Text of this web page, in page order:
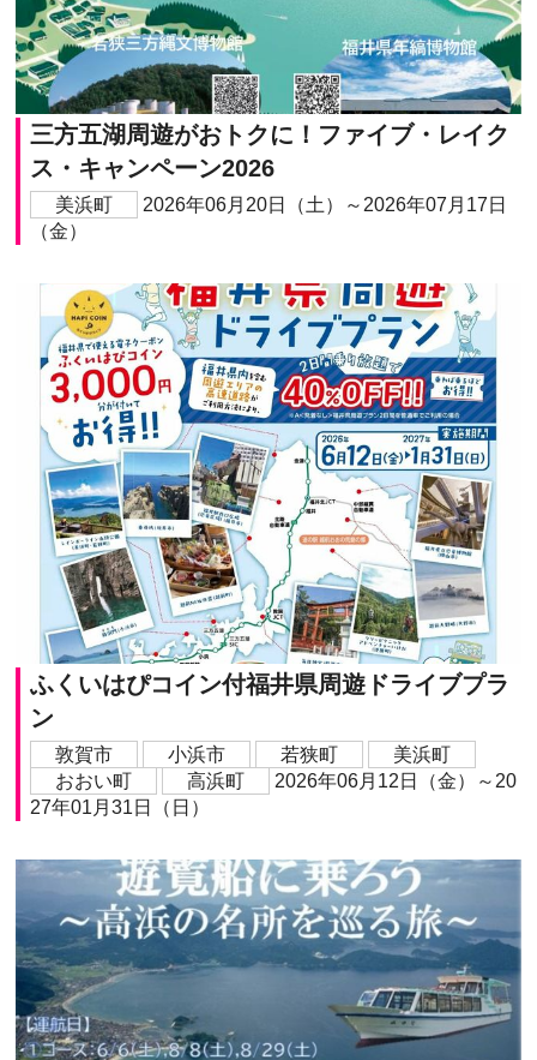
三方五湖周遊がおトクに！ファイブ・レイク
ス・キャンペーン2026
美浜町
2026年06月20日（土）～2026年07月17日
（金）
ふくいはぴコイン付福井県周遊ドライブプラ
ン
敦賀市 小浜市 若狭町
美浜町
おおい町
高浜町
2026年06月12日（金）～20
27年01月31日（日）